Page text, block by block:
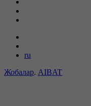
ru
Жобалар. AIBAT